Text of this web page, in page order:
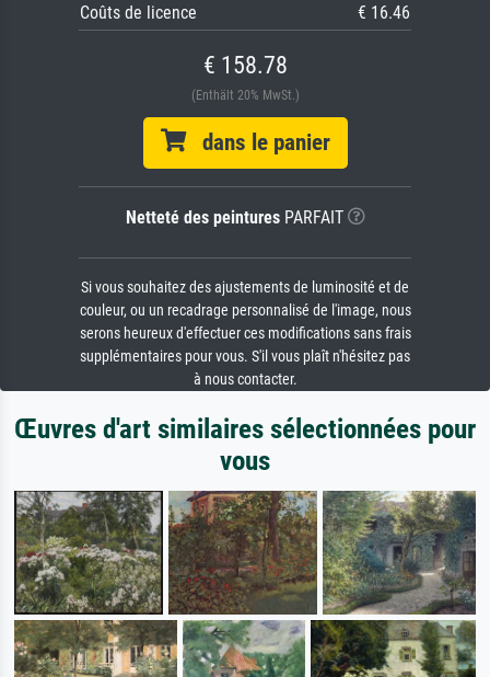
Coûts de licence
€ 16.46
€ 158.78
(Enthält 20% MwSt.)
dans le panier
Netteté des peinturesPARFAIT
Si vous souhaitez des ajustements de luminosité et de
couleur, ou un recadrage personnalisé de l'image, nous
serons heureux d'effectuer ces modifications sans frais
supplémentaires pour vous. S'il vous plaît n'hésitez pas
à nous contacter.
Œuvres d'art similaires sélectionnées pour
vous